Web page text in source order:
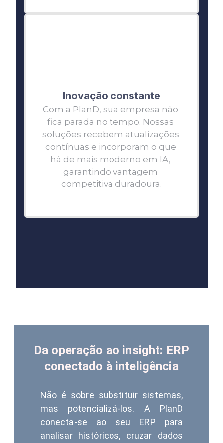
Inovação constante
Com a PlanD, sua empresa não
fica parada no tempo. Nossas
soluções recebem atualizações
contínuas e incorporam o que
há de mais moderno em IA,
garantindo vantagem
competitiva duradoura.
Da operação ao insight: ERP
conectado à inteligência
Não é sobre substituir sistemas,
mas potencializá-los. A PlanD
conecta-se ao seu ERP para
analisar históricos, cruzar dados